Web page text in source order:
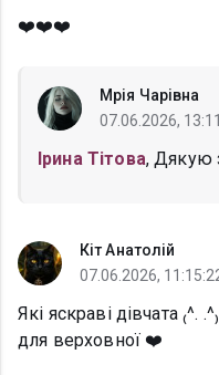
❤️❤️❤️
Мрія Чарівна
07.06.2026,
Ірина Тітова, Дякую
Кіт Анатолій
07.06.2026,
Які яскраві дівчата
для верховної ❤️